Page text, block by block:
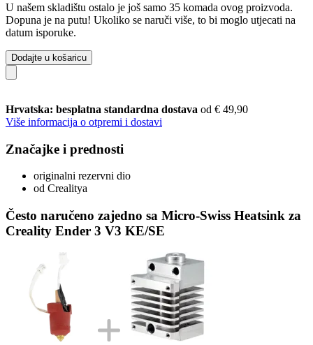
U našem skladištu ostalo je još samo 35 komada ovog proizvoda.
Dopuna je na putu! Ukoliko se naruči više, to bi moglo utjecati na
datum isporuke.
Dodajte u košaricu
Hrvatska: besplatna standardna dostava od € 49,90
Više informacija o otpremi i dostavi
Značajke i prednosti
originalni rezervni dio
od Crealitya
Često naručeno zajedno sa Micro-Swiss Heatsink za
Creality Ender 3 V3 KE/SE